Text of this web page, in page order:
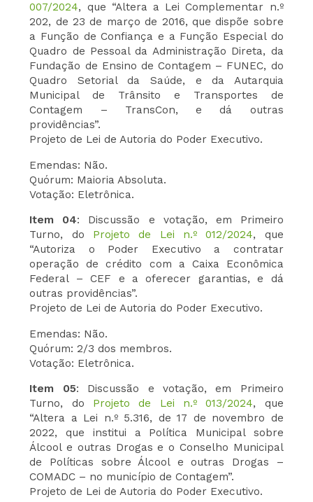
007/2024, que “Altera a Lei Complementar n.º
202, de 23 de março de 2016, que dispõe sobre
a Função de Confiança e a Função Especial do
Quadro de Pessoal da Administração Direta, da
Fundação de Ensino de Contagem – FUNEC, do
Quadro Setorial da Saúde, e da Autarquia
Municipal de Trânsito e Transportes de
Contagem – TransCon, e dá outras
providências”.
Projeto de Lei de Autoria do Poder Executivo.
Emendas: Não.
Quórum: Maioria Absoluta.
Votação: Eletrônica.
Item 04: Discussão e votação, em Primeiro
Turno, do Projeto de Lei n.º 012/2024, que
“Autoriza o Poder Executivo a contratar
operação de crédito com a Caixa Econômica
Federal – CEF e a oferecer garantias, e dá
outras providências”.
Projeto de Lei de Autoria do Poder Executivo.
Emendas: Não.
Quórum: 2/3 dos membros.
Votação: Eletrônica.
Item 05: Discussão e votação, em Primeiro
Turno, do Projeto de Lei n.º 013/2024, que
“Altera a Lei n.º 5.316, de 17 de novembro de
2022, que institui a Política Municipal sobre
Álcool e outras Drogas e o Conselho Municipal
de Políticas sobre Álcool e outras Drogas –
COMADC – no município de Contagem”.
Projeto de Lei de Autoria do Poder Executivo.